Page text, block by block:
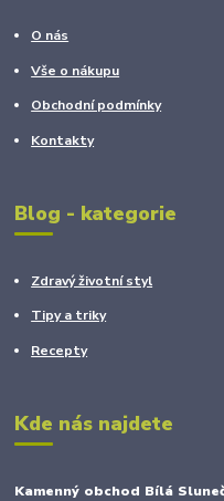
O nás
Vše o nákupu
Obchodní podmínky
Kontakty
Blog - kategorie
Zdravý životní styl
Tipy a triky
Recepty
Kde nás najdete
Kamenný obchod Bílá